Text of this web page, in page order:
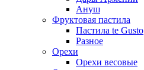
Ануш
Фруктовая пастила
Пастила te Gusto
Разное
Орехи
Орехи весовые